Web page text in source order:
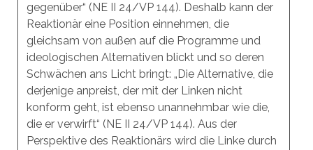
gegenüber“ (NE II 24/VP 144). Deshalb kann der
Reaktionär eine Position einnehmen, die
gleichsam von außen auf die Programme und
ideologischen Alternativen blickt und so deren
Schwächen ans Licht bringt: „Die Alternative, die
derjenige anpreist, der mit der Linken nicht
konform geht, ist ebenso unannehmbar wie die,
die er verwirft“ (NE II 24/VP 144). Aus der
Perspektive des Reaktionärs wird die Linke durch